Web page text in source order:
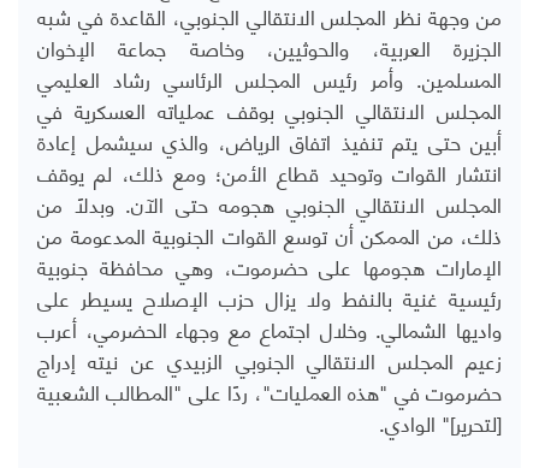
من وجهة نظر المجلس الانتقالي الجنوبي، القاعدة في شبه
الجزيرة العربية، والحوثيين، وخاصة جماعة الإخوان
المسلمين. وأمر رئيس المجلس الرئاسي رشاد العليمي
المجلس الانتقالي الجنوبي بوقف عملياته العسكرية في
أبين حتى يتم تنفيذ اتفاق الرياض، والذي سيشمل إعادة
انتشار القوات وتوحيد قطاع الأمن؛ ومع ذلك، لم يوقف
المجلس الانتقالي الجنوبي هجومه حتى الآن. وبدلاً من
ذلك، من الممكن أن توسع القوات الجنوبية المدعومة من
الإمارات هجومها على حضرموت، وهي محافظة جنوبية
رئيسية غنية بالنفط ولا يزال حزب الإصلاح يسيطر على
واديها الشمالي. وخلال اجتماع مع وجهاء الحضرمي، أعرب
زعيم المجلس الانتقالي الجنوبي الزبيدي عن نيته إدراج
حضرموت في "هذه العمليات"، ردًا على "المطالب الشعبية
[لتحرير]" الوادي.